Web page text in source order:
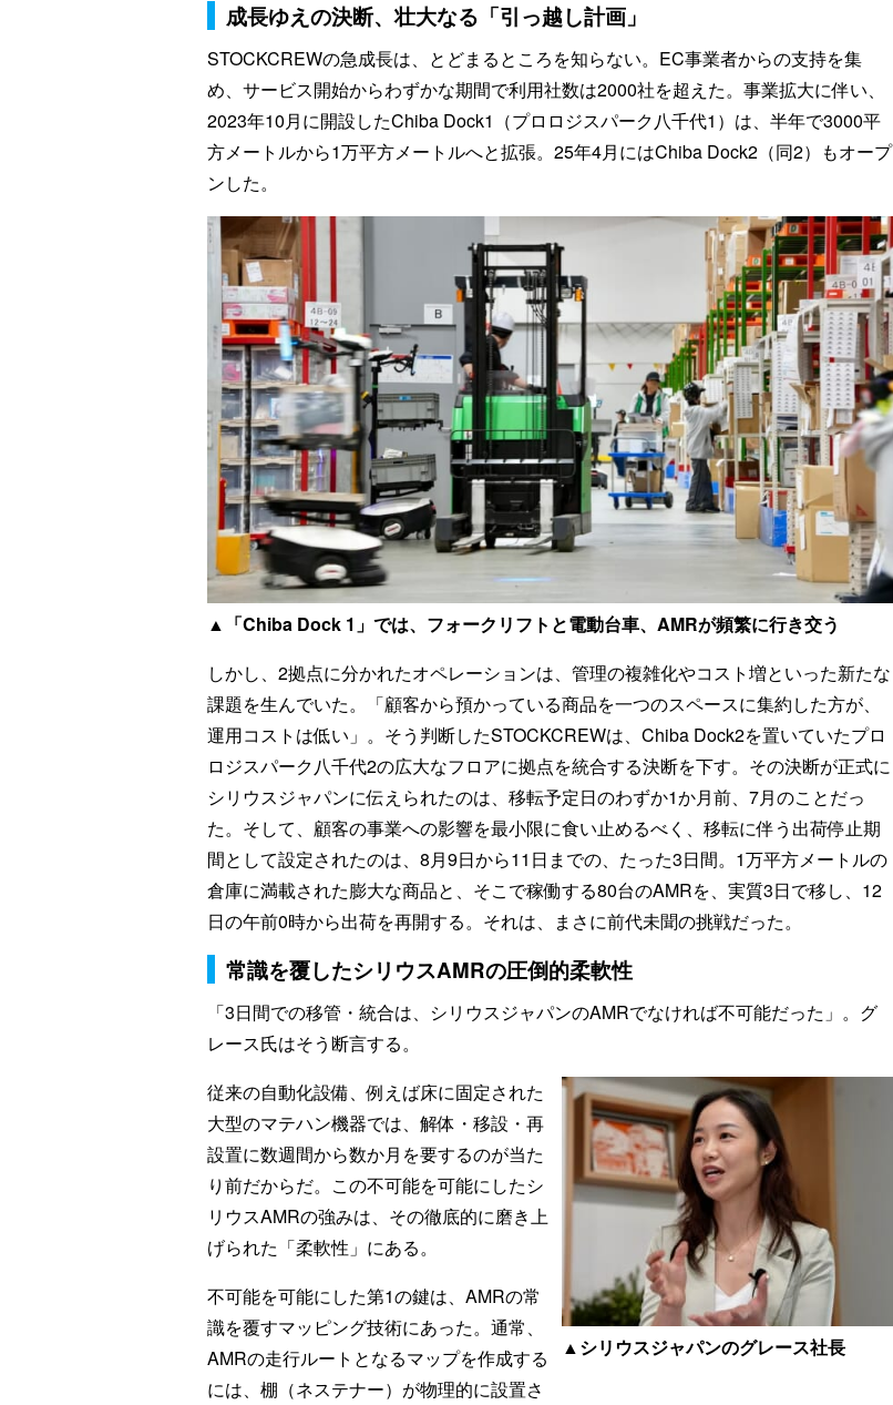
成長ゆえの決断、壮大なる「引っ越し計画」
STOCKCREWの急成長は、とどまるところを知らない。EC事業者からの支持を集
め、サービス開始からわずかな期間で利用社数は2000社を超えた。事業拡大に伴い、
2023年10月に開設したChiba Dock1（プロロジスパーク八千代1）は、半年で3000平
方メートルから1万平方メートルへと拡張。25年4月にはChiba Dock2（同2）もオープ
ンした。
▲「Chiba Dock 1」では、フォークリフトと電動台車、AMRが頻繁に行き交う
しかし、2拠点に分かれたオペレーションは、管理の複雑化やコスト増といった新たな
課題を生んでいた。「顧客から預かっている商品を一つのスペースに集約した方が、
運用コストは低い」。そう判断したSTOCKCREWは、Chiba Dock2を置いていたプロ
ロジスパーク八千代2の広大なフロアに拠点を統合する決断を下す。その決断が正式に
シリウスジャパンに伝えられたのは、移転予定日のわずか1か月前、7月のことだっ
た。そして、顧客の事業への影響を最小限に食い止めるべく、移転に伴う出荷停止期
間として設定されたのは、8月9日から11日までの、たった3日間。1万平方メートルの
倉庫に満載された膨大な商品と、そこで稼働する80台のAMRを、実質3日で移し、12
日の午前0時から出荷を再開する。それは、まさに前代未聞の挑戦だった。
常識を覆したシリウスAMRの圧倒的柔軟性
「3日間での移管・統合は、シリウスジャパンのAMRでなければ不可能だった」。グ
レース氏はそう断言する。
▲シリウスジャパンのグレース社長
従来の自動化設備、例えば床に固定された
大型のマテハン機器では、解体・移設・再
設置に数週間から数か月を要するのが当た
り前だからだ。この不可能を可能にしたシ
リウスAMRの強みは、その徹底的に磨き上
げられた「柔軟性」にある。
不可能を可能にした第1の鍵は、AMRの常
識を覆すマッピング技術にあった。通常、
AMRの走行ルートとなるマップを作成する
には、棚（ネステナー）が物理的に設置さ